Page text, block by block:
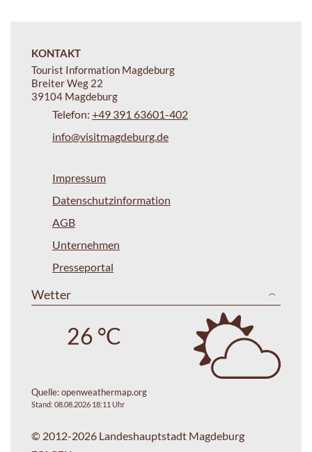
KONTAKT
Tourist Information Magdeburg
Breiter Weg 22
39104 Magdeburg
Telefon: +49 391 63601-402
info@visitmagdeburg.de
Impressum
Datenschutzinformation
AGB
Unternehmen
Presseportal
Wetter
26 °C
Quelle:openweathermap.org
Stand: 08.08.2026 18:11 Uhr
© 2012-2026 Landeshauptstadt Magdeburg